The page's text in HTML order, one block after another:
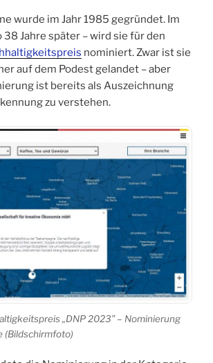
wurde im Jahr 1985 gegründet. Im
38 Jahre später – wird sie für den
nominiert. Zwar ist sie
auf dem Podest gelandet – aber
ist bereits als Auszeichnung
zu verstehen.
„DNP 2023” – Nominierung
(Bildschirmfoto)